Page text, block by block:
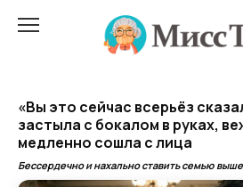
«Вы это сейчас всерьёз
застыла с бокалом в руках,
медленно сошла с лица
Бессердечно и нахально ставить семью